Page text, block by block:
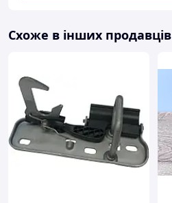
Схоже в інших продавців